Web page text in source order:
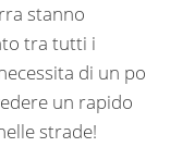
stanno
tra tutti i
di un po
un rapido
strade!